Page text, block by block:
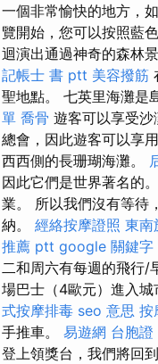
一個非常愉快的地方，
覽開始，您可以按照藍
迴演出通過神奇的森林
記帳士 書 ptt 美容撥筋
聖地點。 七英里海灘是
單 喬骨 遊客可以享受沙
總會，因此遊客可以享
西西側的長珊瑚海灘。
因此它們是世界著名的。
業。 所以我們沒有等待
納。 經絡按摩證照 東南
推薦 ptt google 關鍵字
二和周六有每週的飛行/
場巴士（4歐元）進入
式按摩排毒 seo 意思 按
手推車。 易遊網 台胞證
登上領獎台，我們將回